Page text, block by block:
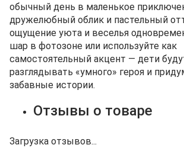
обычный день в маленькое
дружелюбный облик и пастельный
ощущение уюта и веселья
шар в фотозоне или используйте как
самостоятельный акцент — дети
разглядывать «умного» героя и
забавные истории.
Отзывы о товаре
Загрузка отзывов...